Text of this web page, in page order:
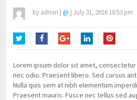
by admin | @ | July 31, 2016 10:53 pm
Lorem ipsum dolor sit amet,
nec odio. Praesent libero. Sed cursus
Nulla quis sem at nibh elementum
Praesent mauris. Fusce nec tellus sed